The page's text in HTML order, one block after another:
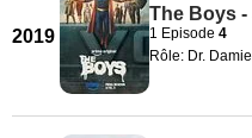
2019
The Boys -
1 Episode 4
Rôle: Dr.